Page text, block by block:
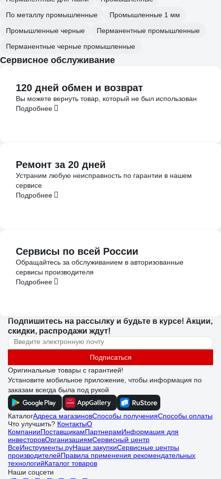
По металлу промышленные
Промышленные 1 мм
Промышленные черные
Перманентные промышленные
Перманентные черные промышленные
Сервисное обслуживание
120 дней обмен и возврат
Вы можете вернуть товар, который не был использован
Подробнее
Ремонт за 20 дней
Устраним любую неисправность по гарантии в нашем
сервисе
Подробнее
Сервисы по всей России
Обращайтесь за обслуживанием в авторизованные
сервисы производителя
Подробнее
Подпишитесь на рассылку и будьте в курсе! Акции,
скидки, распродажи ждут!
Подписаться
Оригинальные товары с гарантией!
Установите мобильное приложение, чтобы информация по
заказам всегда была под рукой
КаталогАдреса магазиновСпособы полученияСпособы оплаты
Что улучшить? КонтактыО
КомпанииПоставщикамПартнерамИнформация для
инвесторовОрганизациямСервисный центр
ВсеИнструменты.руНаши закупкиСервисные центры
производителейПравила применения рекомендательных
технологийКаталог товаров
Наши соцсети